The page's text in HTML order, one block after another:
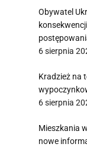
Obywatel
6 sierpnia
Kradzież na
6 sierpnia
Mieszkania
nowe